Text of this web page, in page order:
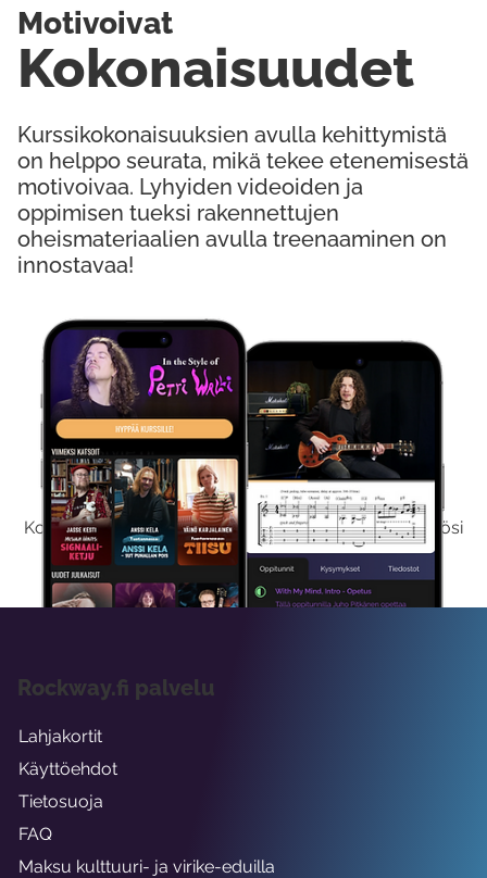
Kokeile Ilmaiseksi
Kokeilemalla ilmaiseksi saat koko sisältömme käyttöösi
viikon ajaksi.
Kurssikokonaisuuksien avulla kehittymistä
on helppo seurata, mikä tekee etenemisestä
motivoivaa. Lyhyiden videoiden ja
oppimisen tueksi rakennettujen
oheismateriaalien avulla treenaaminen on
innostavaa!
Kokonaisuudet
Motivoivat
Rockway.fi palvelu
Lahjakortit
Käyttöehdot
Tietosuoja
FAQ
Maksu kulttuuri- ja virike-eduilla